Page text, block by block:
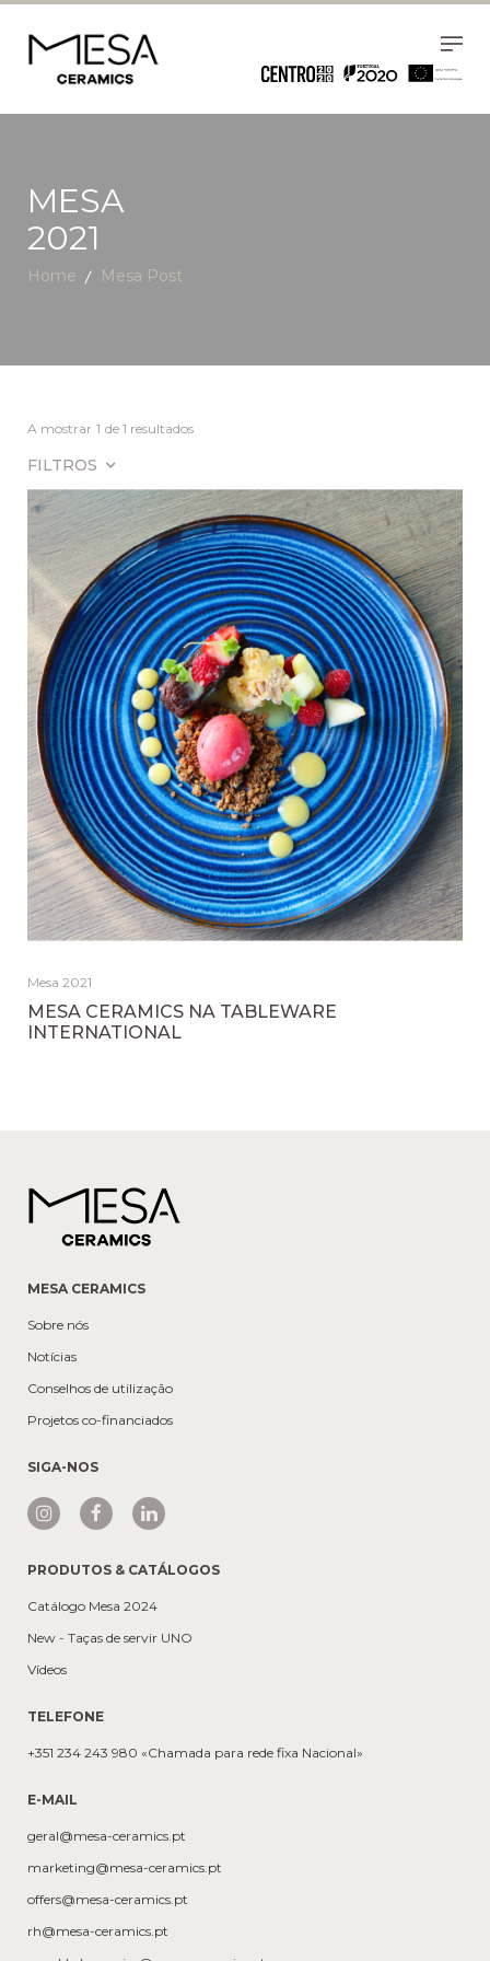
MESA
2021
Home Mesa Post
A mostrar 1 de 1 resultados
FILTROS
Mesa 2021
MESA CERAMICS NA TABLEWARE
INTERNATIONAL
MESA CERAMICS
Sobre nós
Notícias
Conselhos de utilização
Projetos co-financiados
SIGA-NOS
PRODUTOS & CATÁLOGOS
Catálogo Mesa 2024
New - Taças de servir UNO
Vídeos
TELEFONE
+351 234 243 980 «Chamada para rede fixa Nacional»
E-MAIL
geral@mesa-ceramics.pt
marketing@mesa-ceramics.pt
offers@mesa-ceramics.pt
rh@mesa-ceramics.pt